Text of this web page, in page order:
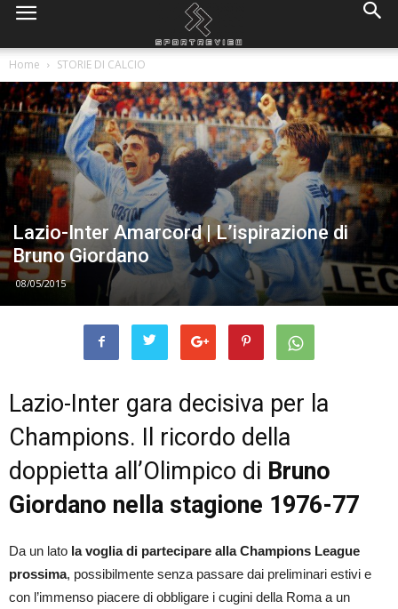
Home STORIE DI CALCIO
Lazio-Inter Amarcord | L’ispirazione di
Bruno Giordano
08/05/2015
Lazio-Inter gara decisiva per la
Champions. Il ricordo della
doppietta all’Olimpico di Bruno
Giordano nella stagione 1976-77
Da un lato la voglia di partecipare alla Champions League
prossima, possibilmente senza passare dai preliminari estivi e
con l’immenso piacere di obbligare i cugini della Roma a un